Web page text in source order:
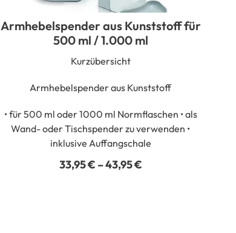
Armhebelspender aus Kunststoff für
500 ml / 1.000 ml
Kurzübersicht
Armhebelspender aus Kunststoff
• für 500 ml oder 1000 ml Normflaschen • als
Wand- oder Tischspender zu verwenden •
inklusive Auffangschale
33,95€ –43,95€PREISSPANNE: